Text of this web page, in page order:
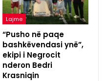
Lajme
“Pusho në paqe
bashkëvendasi ynë”,
ekipi i Negrocit
nderon Bedri
Krasniqin